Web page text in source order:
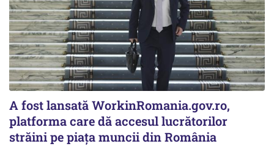
A fost lansată WorkinRomania.gov.ro,
platforma care dă accesul lucrătorilor
străini pe piața muncii din România